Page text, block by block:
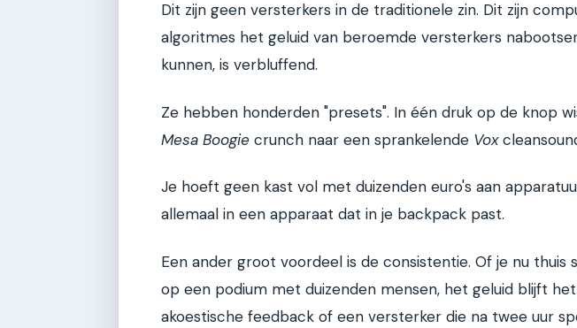
Dit zijn geen versterkers in de traditionele zin. Dit zijn
algoritmes het geluid van beroemde versterkers
kunnen, is verbluffend.
Ze hebben honderden "presets". In één druk op de knop
Mesa Boogie crunch naar een sprankelende Vox
Je hoeft geen kast vol met duizenden euro's aan
allemaal in een apparaat dat in je backpack past.
Een ander groot voordeel is de consistentie. Of je nu thuis
op een podium met duizenden mensen, het geluid blijft
akoestische feedback of een versterker die na twee uur